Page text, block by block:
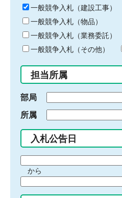
キ
ー
ワ
ー
ド
入
力
一般競争入札（建設工事）
一般競争入札（物品）
一般競争入札（業務委託）
一般競争入札（その他）
担当所属
部局
所属
入札公告日
間
始
から
間